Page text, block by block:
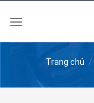
Trang chủ /